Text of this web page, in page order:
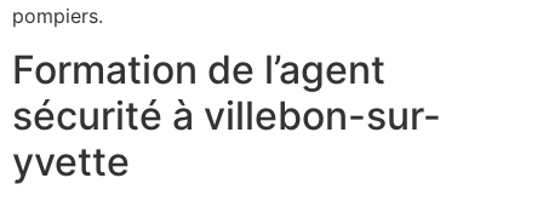
pompiers.
Formation de l’agent
sécurité à villebon-sur-
yvette